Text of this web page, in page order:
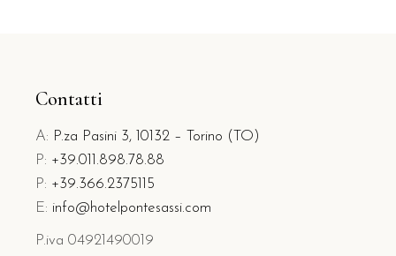
Contatti
A: P.za Pasini 3, 10132 – Torino (TO)
P: +39.011.898.78.88
P: +39.366.2375115
E: info@hotelpontesassi.com
P.iva 04921490019